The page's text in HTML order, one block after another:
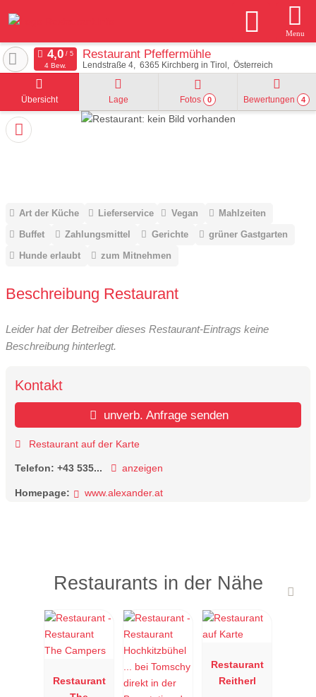
Menu
Restaurant Pfeffermühle
Lendstraße 4 6365 Kirchberg in Tirol Österreich
4 Bew.
Übersicht Lage Fotos 0 Bewertungen 4
Art der Küche Lieferservice Vegan
Mahlzeiten
Buffet
Zahlungsmittel Gerichte
grüner Gastgarten
Hunde erlaubt
zum Mitnehmen
Beschreibung Restaurant
Leider hat der Betreiber dieses Restaurant-Eintrags keine
Beschreibung hinterlegt.
Kontakt
unverb. Anfrage senden
Restaurant auf der Karte
Telefon: +43 535... anzeigen
Homepage: www.alexander.at
Restaurants in der Nähe
Restaurant
Restaurant
Reitherl